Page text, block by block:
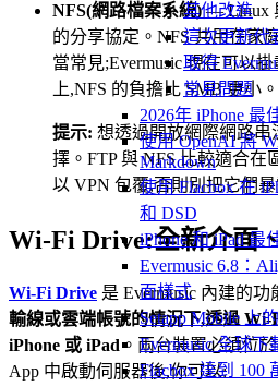
其他改進
這次更新代
取得
常見問題
2026年 iPhone
使用 OpenAI 將
Markdown
使用 Flacbox 在
和 DSD
iPhone 和 iPad
Evermusic 6.8：
面樣式
Setapp Mobile 上
Evermusic 全球下
Flacbox 達到 100
NFS(網路檔案系統)— Linux
的分享協定。NFS 共用在家
當常見;Evermusic 現在可以
上,NFS 的負擔比 SMB 更小。
提示: 想透過開放網際網路串
擇。FTP 與 NFS 比較適合
以 VPN 包覆,否則別把它們
Wi-Fi Drive:全新介面
Wi-Fi Drive 是 Evermusic 內建的功
輸線或雲端帳號的情況下,透過
iPhone 或 iPad。兩台裝置必須位
App 中啟動伺服器後,你可以: